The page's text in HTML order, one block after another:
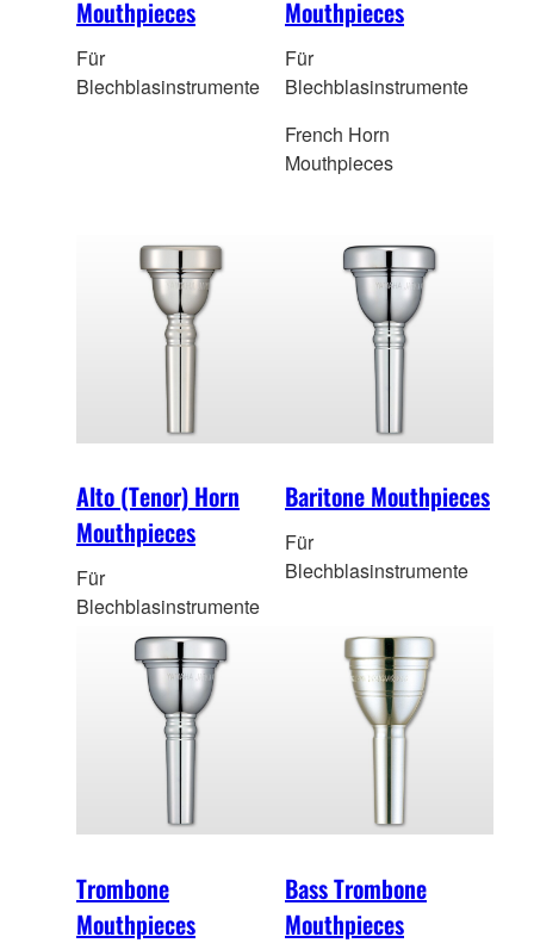
Mouthpieces
Für
Blechblasinstrumente
Mouthpieces
Für
Blechblasinstrumente
French Horn
Mouthpieces
Alto (Tenor) Horn
Mouthpieces
Für
Blechblasinstrumente
Baritone Mouthpieces
Für
Blechblasinstrumente
Trombone
Mouthpieces
Bass Trombone
Mouthpieces